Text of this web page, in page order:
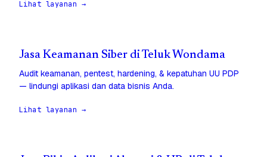
Lihat layanan →
Jasa Keamanan Siber di Teluk Wondama
Audit keamanan, pentest, hardening, & kepatuhan UU PDP
— lindungi aplikasi dan data bisnis Anda.
Lihat layanan →